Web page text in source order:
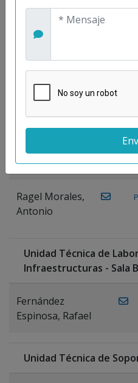
Prieto, Antonio
Mora
Gutiérrez, José
Moreno
Rocío
Ragel Morales,
Antonio
Unidad Técnica de
Infraestructuras - Sala
Fernández
Espinosa, Rafael
Unidad Técnica de